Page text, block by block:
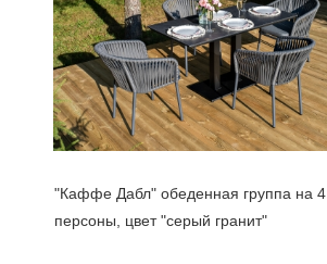
"Каффе Дабл" обеденная группа на 4
персоны, цвет "серый гранит"